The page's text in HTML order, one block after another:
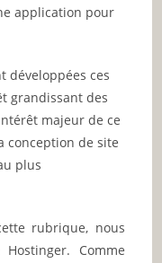
application pour
développées ces
grandissant des
majeur de ce
conception de site
plus
rubrique, nous
Comme